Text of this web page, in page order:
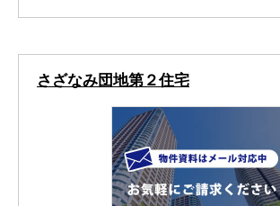
さざなみ団地第２住宅